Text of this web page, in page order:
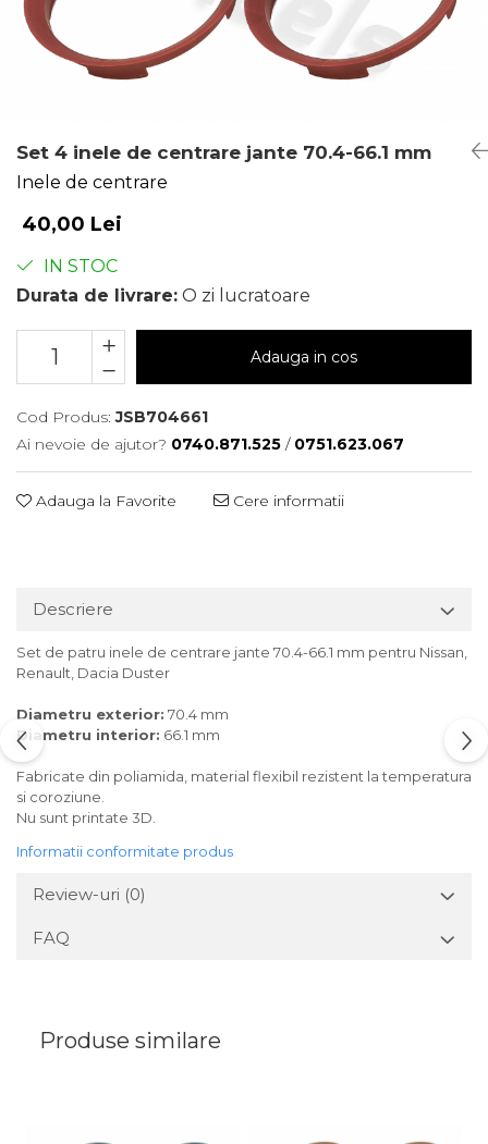
Set 4 inele de centrare jante 70.4-66.1 mm
Inele de centrare
40,00 Lei
IN STOC
Durata de livrare: O zi lucratoare
Adauga in cos
Cod Produs: JSB704661
Ai nevoie de ajutor? 0740.871.525 / 0751.623.067
Adauga la Favorite Cere informatii
Descriere
Set de patru inele de centrare jante 70.4-66.1 mm pentru Nissan,
Renault, Dacia Duster
Diametru exterior: 70.4 mm
Diametru interior: 66.1 mm
Fabricate din poliamida, material flexibil rezistent la temperatura
si coroziune.
Nu sunt printate 3D.
Informatii conformitate produs
Review-uri (0)
FAQ
Produse similare